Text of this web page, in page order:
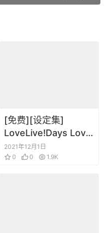
[免费][设定集]
LoveLive!Days Love
Live! General
Magazine Vol.22
2021年12月1日
0
0 1.9K